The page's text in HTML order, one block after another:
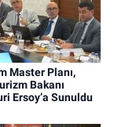
Master Planı,
Bakanı
Ersoy’a Sunuldu